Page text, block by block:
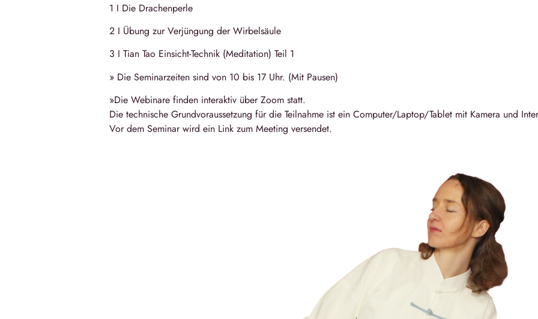
1 I Die Drachenperle
2 I Übung zur Verjüngung der Wirbelsäule
3 I Tian­ Tao Einsicht-Technik (Medi­ta­tion) Teil 1
» Die Seminarzeiten sind von 10 bis 17 Uhr. (Mit Pausen)
»Die Webinare finden interaktiv über Zoom statt.
Die technische Grundvoraussetzung für die Teilnahme ist ein Computer/Laptop/Tablet mit Kamera und
Vor dem Seminar wird ein Link zum Meeting versendet.